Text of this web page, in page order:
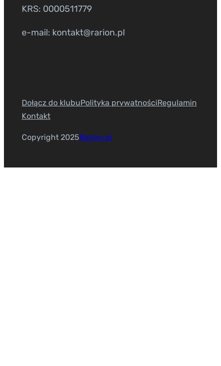
KRS: 0000511779
e-mail: kontakt@rarion.pl
Dołącz do klubuPolityka prywatnościRegulamin
Kontakt
Copyright 2025Rarion.pl